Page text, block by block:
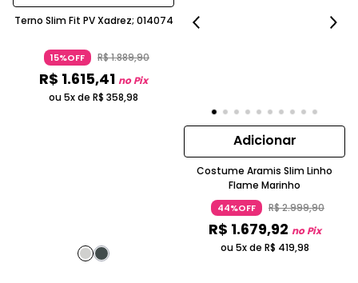
Terno Slim Fit PV Xadrez; 014074
15%OFF R$1.889,90
R$ 1.615,41 no Pix
ou 5x de R$ 358,98
Adicionar
Costume Aramis Slim Linho
Flame Marinho
44%OFF R$2.999,90
R$ 1.679,92 no Pix
ou 5x de R$ 419,98